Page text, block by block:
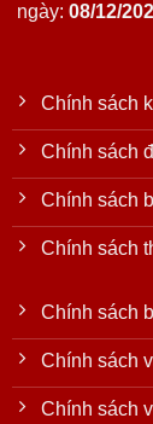
ngày: 08/12/
Chính sách
Chính sách
Chính sách
Chính sách
Chính sách
Chính sách
Chính sách